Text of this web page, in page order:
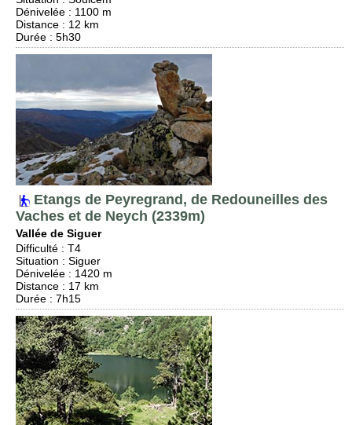
Dénivelée : 1100 m
Distance : 12 km
Durée : 5h30
Etangs de Peyregrand, de Redouneilles des
Vaches et de Neych (2339m)
Vallée de Siguer
Difficulté : T4
Situation : Siguer
Dénivelée : 1420 m
Distance : 17 km
Durée : 7h15